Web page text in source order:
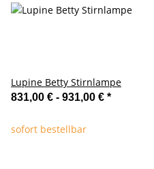
Lupine Betty Stirnlampe
831,00 € - 931,00 € *
sofort bestellbar